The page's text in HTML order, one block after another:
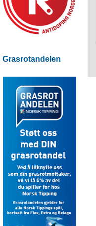
Grasrotandelen